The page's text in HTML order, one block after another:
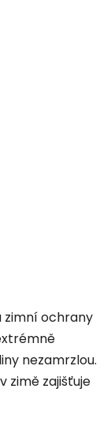
zimní ochrany
nezamrzlou.
zimě zajišťuje